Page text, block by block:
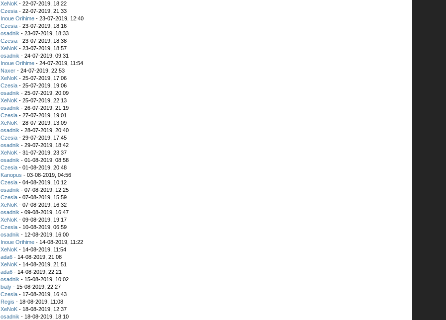
XeNoK - 22-07-2019, 18:22
Czesia - 22-07-2019, 21:33
Inoue Orihime - 23-07-2019, 12:40
Czesia - 23-07-2019, 18:16
osadnik - 23-07-2019, 18:33
Czesia - 23-07-2019, 18:38
XeNoK - 23-07-2019, 18:57
osadnik - 24-07-2019, 09:31
Inoue Orihime - 24-07-2019, 11:54
Naxer - 24-07-2019, 22:53
XeNoK - 25-07-2019, 17:06
Czesia - 25-07-2019, 19:06
osadnik - 25-07-2019, 20:09
XeNoK - 25-07-2019, 22:13
osadnik - 26-07-2019, 21:19
Czesia - 27-07-2019, 19:01
XeNoK - 28-07-2019, 13:09
osadnik - 28-07-2019, 20:40
Czesia - 29-07-2019, 17:45
osadnik - 29-07-2019, 18:42
XeNoK - 31-07-2019, 23:37
osadnik - 01-08-2019, 08:58
Czesia - 01-08-2019, 20:48
Kanopus - 03-08-2019, 04:56
Czesia - 04-08-2019, 10:12
osadnik - 07-08-2019, 12:25
Czesia - 07-08-2019, 15:59
XeNoK - 07-08-2019, 16:32
osadnik - 09-08-2019, 16:47
XeNoK - 09-08-2019, 19:17
Czesia - 10-08-2019, 06:59
osadnik - 12-08-2019, 16:00
Inoue Orihime - 14-08-2019, 11:22
XeNoK - 14-08-2019, 11:54
ada6 - 14-08-2019, 21:08
XeNoK - 14-08-2019, 21:51
ada6 - 14-08-2019, 22:21
osadnik - 15-08-2019, 10:02
bialy - 15-08-2019, 22:27
Czesia - 17-08-2019, 16:43
Regis - 18-08-2019, 11:08
XeNoK - 18-08-2019, 12:37
osadnik - 18-08-2019, 18:10